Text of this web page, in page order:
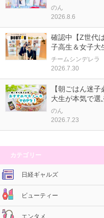
のん
2026.8.6
確認中【Z世代
子高生＆女子大
チームシンデレラ
2026.7.30
【朝ごはん迷
大生が本気で選
のん
2026.7.23
カテゴリー
日経ギャルズ
ビューティー